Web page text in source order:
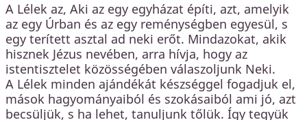
A Lélek az, Aki az egy egyházat építi, azt, amelyik
az egy Úrban és az egy reménységben egyesül, s
egy terített asztal ad neki erőt. Mindazokat, akik
hisznek Jézus nevében, arra hívja, hogy az
istentisztelet közösségében válaszoljunk Neki.
A Lélek minden ajándékát készséggel fogadjuk el,
mások hagyományaiból és szokásaiból ami jó, azt
becsüljük, s ha lehet, tanuljunk tőlük. Így tegyük